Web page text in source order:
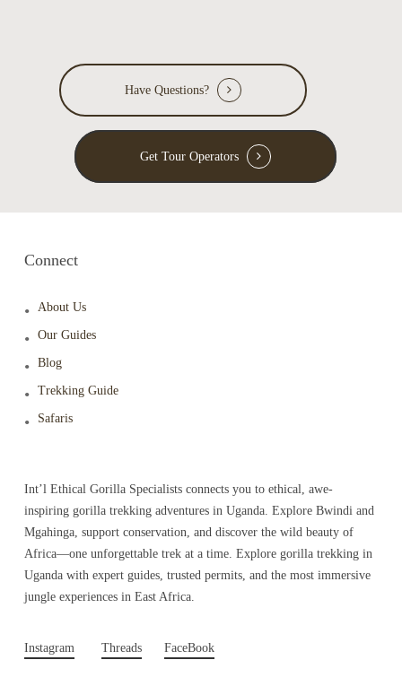
Have Questions?
Get Tour Operators
Connect
About Us
Our Guides
Blog
Trekking Guide
Safaris
Int’l Ethical Gorilla Specialists connects you to ethical, awe-
inspiring gorilla trekking adventures in Uganda. Explore Bwindi and
Mgahinga, support conservation, and discover the wild beauty of
Africa—one unforgettable trek at a time. Explore gorilla trekking in
Uganda with expert guides, trusted permits, and the most immersive
jungle experiences in East Africa.
Instagram Threads FaceBook